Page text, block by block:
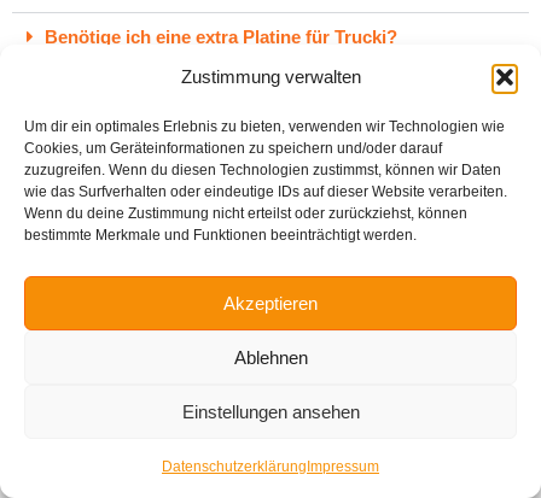
Zustimmung verwalten
Um dir ein optimales Erlebnis zu bieten, verwenden wir Technologien wie
Cookies, um Geräteinformationen zu speichern und/oder darauf
zuzugreifen. Wenn du diesen Technologien zustimmst, können wir Daten
wie das Surfverhalten oder eindeutige IDs auf dieser Website verarbeiten.
Wenn du deine Zustimmung nicht erteilst oder zurückziehst, können
bestimmte Merkmale und Funktionen beeinträchtigt werden.
Akzeptieren
Ablehnen
Einstellungen ansehen
Datenschutzerklärung Impressum
Benötige ich eine extra Platine für Trucki?
Welche Garantie und Gewährleistung habe ich?
Kann ich die Firmware vom Lumentree SUN updaten?
Kann ich den Lumentree an eine Batterie und PV-
Module anschließen?
Welche Batterie-Spannung wird vom Lumentree SUN
Kann ich den Lumentree Lumentree SUN 800 auch
ohne Trucki-Stick betreiben?